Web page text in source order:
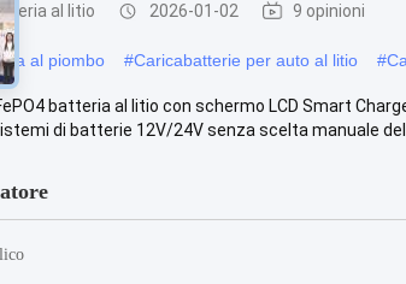
al litio 2026-01-02 9 opinioni
al piombo #Caricabatterie per auto al litio #
batteria al litio con schermo LCD Smart
di batterie 12V/24V senza scelta manuale